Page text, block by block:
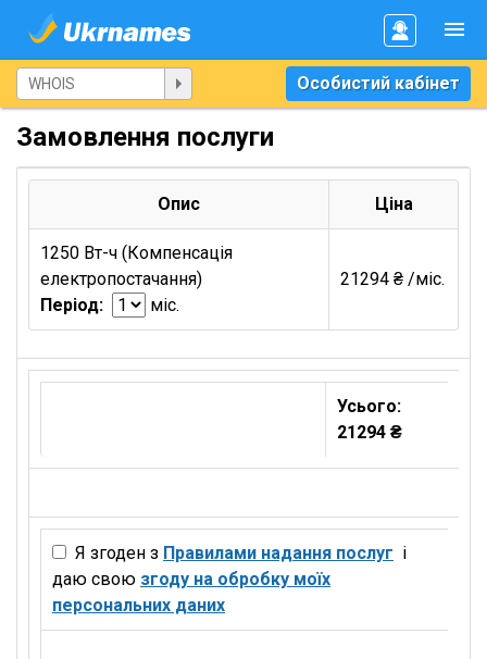
Особистий кабінет
Замовлення послуги
Опис Ціна
1250 Вт-ч (Компенсація
електропостачання)
Період:
міс.
21294 ₴ /міс.
Усього:
21294 ₴
Я згоден з Правилами надання послуг і
даю свою згоду на обробку моїх
персональних даних